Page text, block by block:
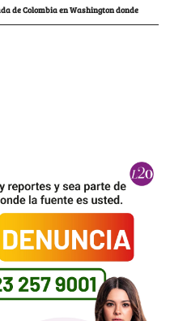
de Colombia en Washington donde